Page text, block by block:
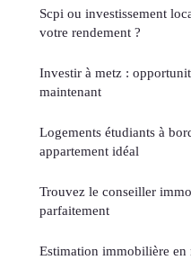
Scpi ou investissement
votre rendement ?
Investir à metz :
maintenant
Logements étudiants à
appartement idéal
Trouvez le conseiller
parfaitement
Estimation immobilière en